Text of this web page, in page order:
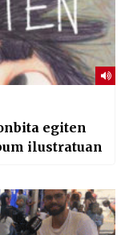
egiten
ilustratuan